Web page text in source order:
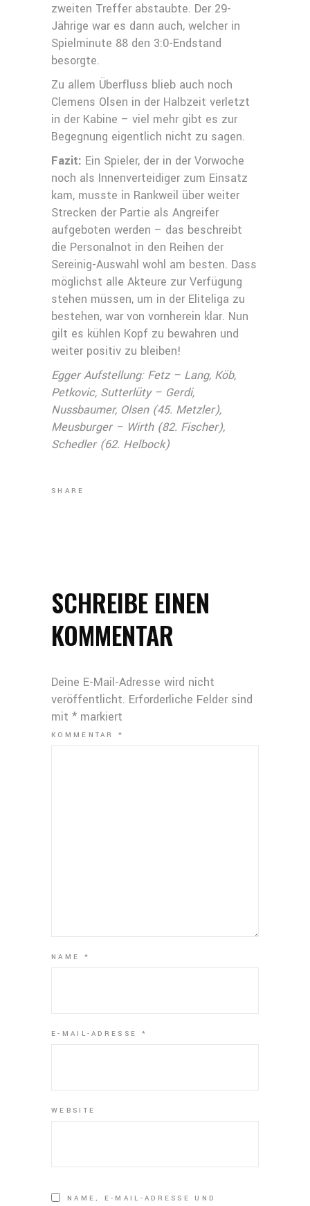
zweiten Treffer abstaubte. Der 29-
Jährige war es dann auch, welcher in
Spielminute 88 den 3:0-Endstand
besorgte.
Zu allem Überfluss blieb auch noch
Clemens Olsen in der Halbzeit verletzt
in der Kabine – viel mehr gibt es zur
Begegnung eigentlich nicht zu sagen.
Fazit: Ein Spieler, der in der Vorwoche
noch als Innenverteidiger zum Einsatz
kam, musste in Rankweil über weiter
Strecken der Partie als Angreifer
aufgeboten werden – das beschreibt
die Personalnot in den Reihen der
Sereinig-Auswahl wohl am besten. Dass
möglichst alle Akteure zur Verfügung
stehen müssen, um in der Eliteliga zu
bestehen, war von vornherein klar. Nun
gilt es kühlen Kopf zu bewahren und
weiter positiv zu bleiben!
Egger Aufstellung: Fetz – Lang, Köb,
Petkovic, Sutterlüty – Gerdi,
Nussbaumer, Olsen (45. Metzler),
Meusburger – Wirth (82. Fischer),
Schedler (62. Helbock)
SHARE
SCHREIBE EINEN
KOMMENTAR
Deine E-Mail-Adresse wird nicht
veröffentlicht. Erforderliche Felder sind
mit * markiert
KOMMENTAR*
NAME *
E-MAIL-ADRESSE *
WEBSITE
NAME, E-MAIL-ADRESSE UND